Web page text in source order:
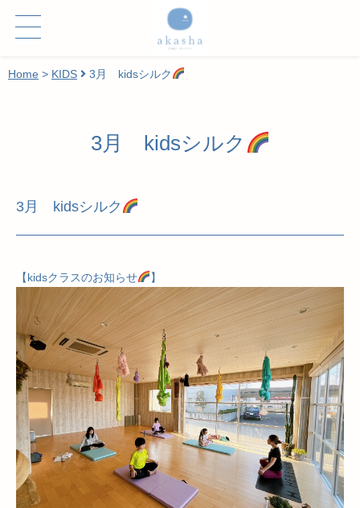
Home > KIDS 3月 kidsシルク
3月 kidsシルク
3月 kidsシルク
【kidsクラスのお知らせ 】